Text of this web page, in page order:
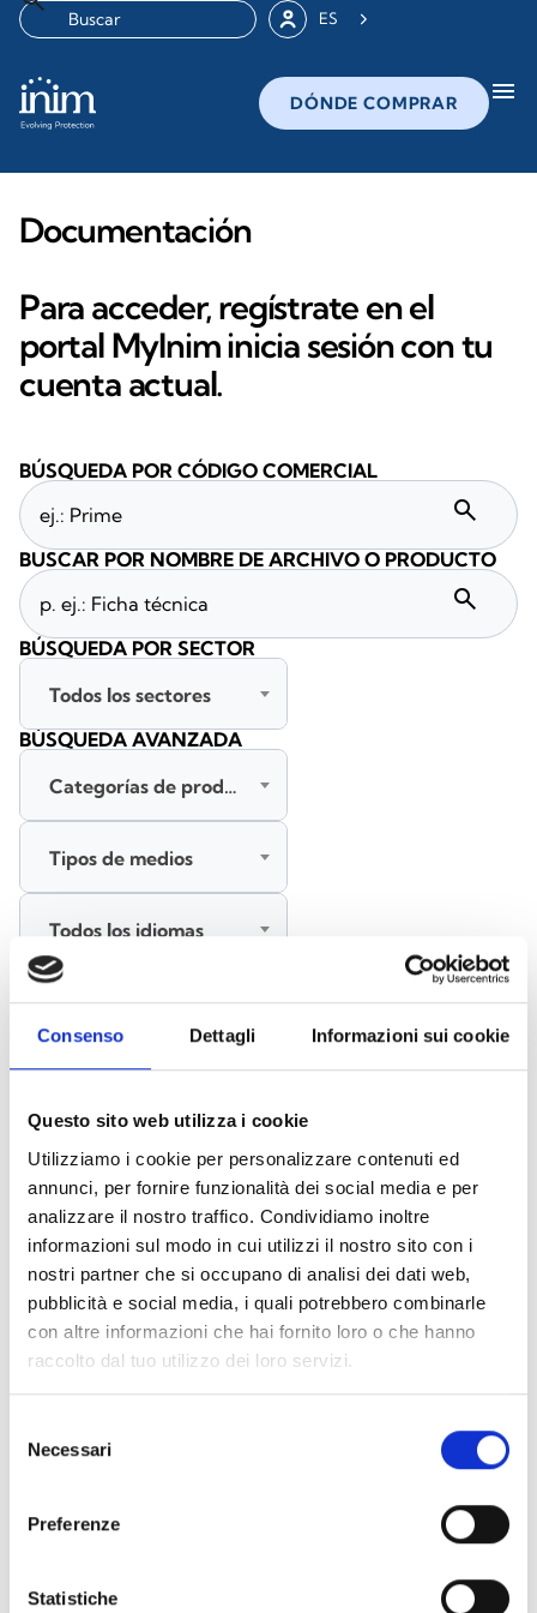
Consenso Dettagli Informazioni sui cookie
Questo sito web utilizza i cookie
Utilizziamo i cookie per personalizzare contenuti ed
annunci, per fornire funzionalità dei social media e per
analizzare il nostro traffico. Condividiamo inoltre
informazioni sul modo in cui utilizzi il nostro sito con i
nostri partner che si occupano di analisi dei dati web,
pubblicità e social media, i quali potrebbero combinarle
con altre informazioni che hai fornito loro o che hanno
raccolto dal tuo utilizzo dei loro servizi.
delNecessari
Preferenze
Statistiche
ES
DÓNDE COMPRAR menu
Documentación
Para acceder, regístrate en el
portal MyInim inicia sesión con tu
cuenta actual.
Accesorios bases EB00 - Materiales(47)
Accesorios para la prueba de detectores - Materiales
Accesorios para detectores Enea - Materiales (35)
Accesorios Senseware
Accesorios de la serie Industrial (17)
Seleccionar todo
Inicia sesión antes de descargar los contenidos con el
iconolock
BÚSQUEDA POR CÓDIGO COMERCIAL
search
BUSCAR POR NOMBRE DE ARCHIVO O PRODUCTO
search
BÚSQUEDA POR SECTOR
Todos los sectores
BÚSQUEDA AVANZADA
Categorías de productos
Tipos de medios
Todos los idiomas
BUSCAR
BORRAR FILTROS